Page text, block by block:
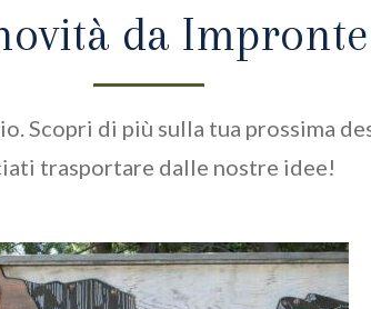
da Impronte
Scopri di più sulla tua prossima
trasportare dalle nostre idee!